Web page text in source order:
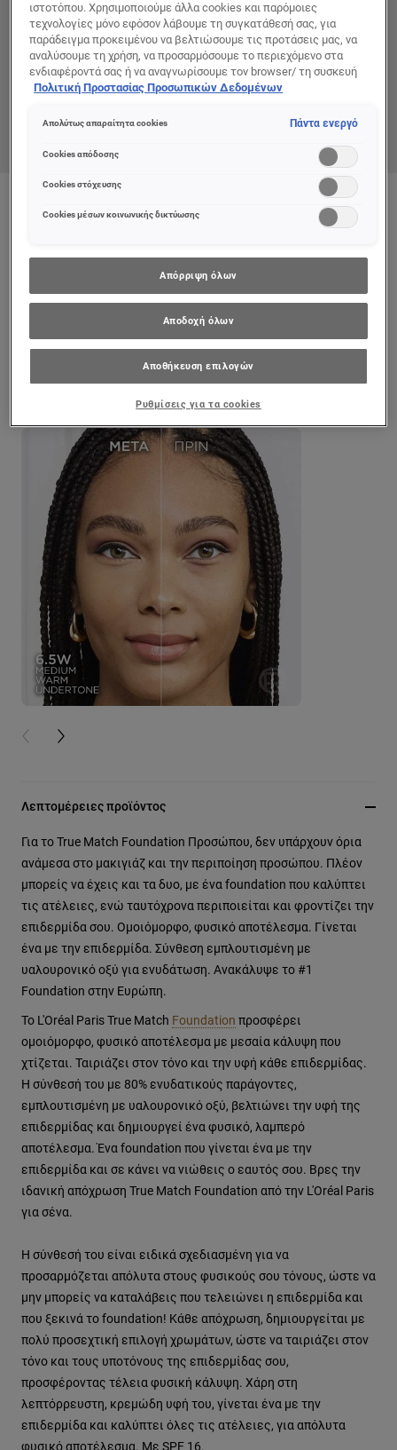
Color6.5D/6.5W WARM
PREVIOUS CARD
NEXT CARD
Λεπτομέρειες προϊόντος
Για το True Match Foundation Προσώπου, δεν υπάρχουν όρια
ανάμεσα στο μακιγιάζ και την περιποίηση προσώπου. Πλέον
μπορείς να έχεις και τα δυο, με ένα foundation που καλύπτει
τις ατέλειες, ενώ ταυτόχρονα περιποιείται και φροντίζει την
επιδερμίδα σου. Ομοιόμορφο, φυσικό αποτέλεσμα. Γίνεται
ένα με την επιδερμίδα. Σύνθεση εμπλουτισμένη με
υαλουρονικό οξύ για ενυδάτωση. Ανακάλυψε το #1
Foundation στην Ευρώπη.
Το L'Oréal Paris True Match Foundation προσφέρει
ομοιόμορφο, φυσικό αποτέλεσμα με μεσαία κάλυψη που
χτίζεται. Ταιριάζει στον τόνο και την υφή κάθε επιδερμίδας.
Η σύνθεσή του με 80% ενυδατικούς παράγοντες,
εμπλουτισμένη με υαλουρονικό οξύ, βελτιώνει την υφή της
επιδερμίδας και δημιουργεί ένα φυσικό, λαμπερό
αποτέλεσμα. Ένα foundation που γίνεται ένα με την
επιδερμίδα και σε κάνει να νιώθεις ο εαυτός σου. Βρες την
ιδανική απόχρωση True Match Foundation από την L'Oréal Paris
για σένα.
Η σύνθεσή του είναι ειδικά σχεδιασμένη για να
προσαρμόζεται απόλυτα στους φυσικούς σου τόνους, ώστε να
μην μπορείς να καταλάβεις που τελειώνει η επιδερμίδα και
που ξεκινά το foundation! Κάθε απόχρωση, δημιουργείται με
πολύ προσεχτική επιλογή χρωμάτων, ώστε να ταιριάζει στον
τόνο και τους υποτόνους της επιδερμίδας σου,
προσφέροντας τέλεια φυσική κάλυψη. Χάρη στη
λεπτόρρευστη, κρεμώδη υφή του, γίνεται ένα με την
επιδερμίδα και καλύπτει όλες τις ατέλειες, για απόλυτα
φυσικό αποτέλεσμα. Με SPF 16.
ιστοτόπου. Χρησιμοποιούμε άλλα cookies και παρόμοιες
τεχνολογίες μόνο εφόσον λάβουμε τη συγκατάθεσή σας, για
παράδειγμα προκειμένου να βελτιώσουμε τις προτάσεις μας, να
αναλύσουμε τη χρήση, να προσαρμόσουμε το περιεχόμενο στα
ενδιαφέροντά σας ή να αναγνωρίσουμε τον browser/ τη συσκευή
σας για τη δημιουργία προφίλ με τα ενδιαφέροντά σας και να σας
διαδικτυακές προτάσεις. Μπορείτε να αποδεχθείτε cookies τα
(«Απόρριψη όλων») ή να ρυθμίσετε και να αποθηκεύσετε τις
επιλογές σας («Αποθήκευση επιλογών»). Μπορείτε επίσης, ανά
πάσα στιγμή, να ελέγξετε και να ρυθμίσετε εκ νέου τις επιλογές
Περισσότερες πληροφορίες μπορείτε να βρείτε στην
Πολιτική Προστασίας Προσωπικών Δεδομένων
Απολύτως απαραίτητα cookies Πάντα ενεργό
Cookies απόδοσης
Cookies στόχευσης
Cookies μέσων κοινωνικής δικτύωσης
Απόρριψη όλων
Αποδοχή όλων
Αποθήκευση επιλογών
Ρυθμίσεις για τα cookies